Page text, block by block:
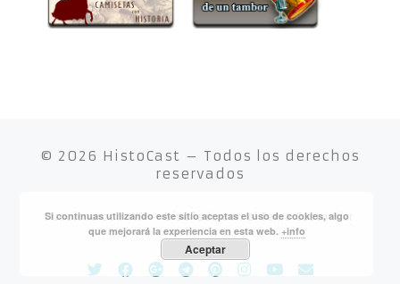
© 2026 HistoCast – Todos los derechos
reservados
Funciona conWP– Diseñado con elTema Customizr
Si continuas utilizando este sitio aceptas el uso de cookies, algo
que mejorará la experiencia en esta web. +info
Aceptar